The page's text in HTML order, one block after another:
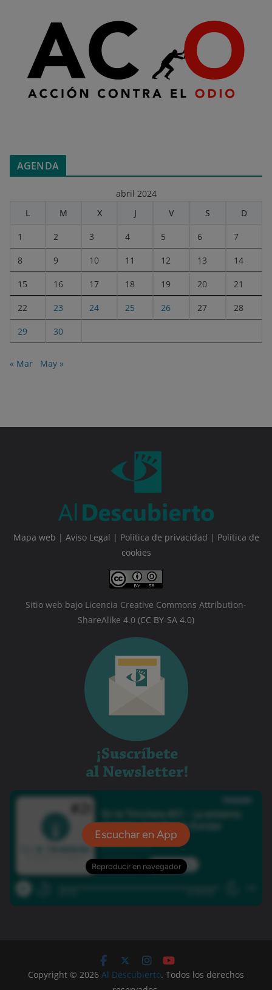
AGENDA
abril 2024
L
M X J V S D
1 2 3 4 5 6 7
8 9 10 11 12 13 14
15 16 17 18 19 20 21
22 23 24 25 26 27 28
29 30
« Mar May »
Mapa web | Aviso Legal | Política de privacidad | Política de
cookies
Sitio web bajo Licencia Creative Commons Attribution-
ShareAlike 4.0 (CC BY-SA 4.0)
Copyright © 2026 Al Descubierto. Todos los derechos